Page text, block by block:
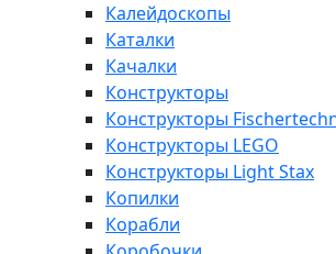
Калейдоскопы
Каталки
Качалки
Конструкторы
Конструкторы
Конструкторы LEGO
Конструкторы Light Stax
Копилки
Корабли